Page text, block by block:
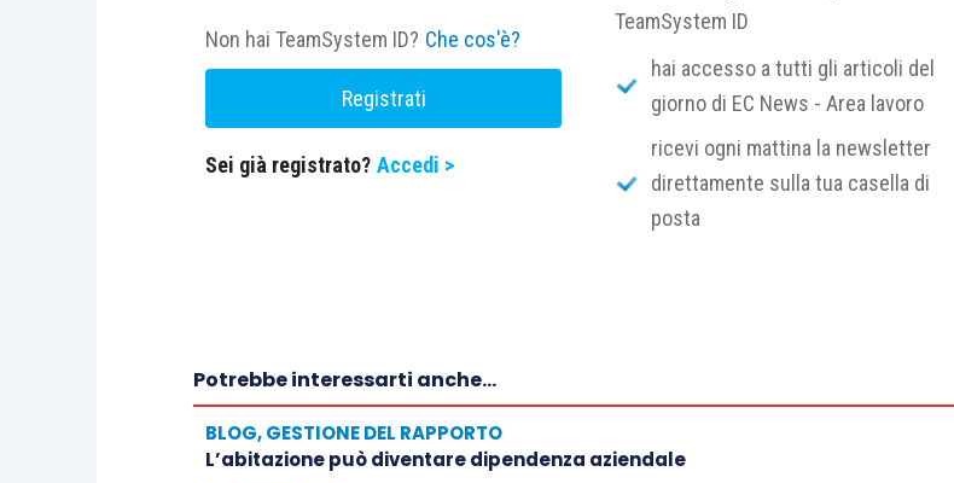
Non hai TeamSystem ID? Che cos'è?
Registrati
Sei già registrato? Accedi >
TeamSystem ID
hai accesso a tutti gli articoli del
giorno di EC News - Area lavoro
ricevi ogni mattina la newsletter
direttamente sulla tua casella di
posta
Potrebbe interessarti anche...
BLOG,GESTIONE DEL RAPPORTO
L’abitazione può diventare dipendenza aziendale